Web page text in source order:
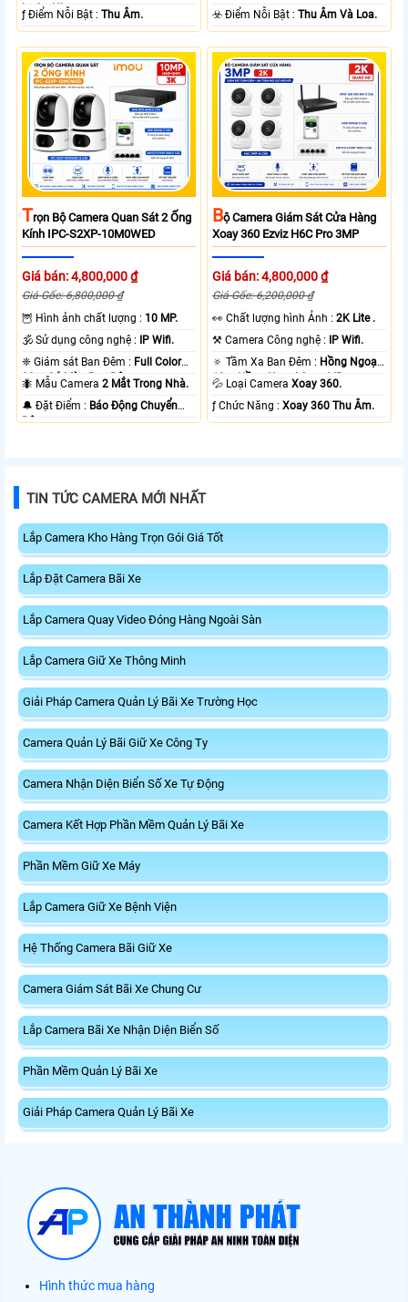
loại + Nhựa.
️ƒ Điểm Nỗi Bật :Thu Âm.
️☣️ Điểm Nỗi Bật :Thu Âm Và Loa.
TRọn Bộ Camera Quan Sát 2 Ống
Kính IPC-S2XP-10M0WED
Giá bán: 4,800,000 ₫
Giá Gốc: 6,800,000 ₫
🦉 Hình ảnh chất lượng : 10 MP.
🕉️ Sử dụng công nghệ : IP Wifi.
❈ Giám sát Ban Đêm : Full Color
20m Có Màu Ban Ðêm.
🐜 Mẫu Camera2 Mắt Trong Nhà.
️🔔 Đặt Điểm : Báo Động Chuyển
Động.
BỘ Camera Giám Sát Cửa Hàng
Xoay 360 Ezviz H6C Pro 3MP
Giá bán: 4,800,000 ₫
Giá Gốc: 6,200,000 ₫
️👀 Chất lượng hình Ảnh :2K Lite .
⚒ Camera Công nghệ : IP Wifi.
🔅 Tầm Xa Ban Đêm : Hồng Ngoại
10m Hồng Ngoại Smart IR.
💦 Loại CameraXoay 360.
️ƒ Chức Năng :Xoay 360 Thu Âm.
TIN TỨC CAMERA MỚI NHẤT
Lắp Camera Kho Hàng Trọn Gói Giá Tốt
Lắp Đặt Camera Bãi Xe
Lắp Camera Quay Video Đóng Hàng Ngoài Sàn
Lắp Camera Giữ Xe Thông Minh
Giải Pháp Camera Quản Lý Bãi Xe Trường Học
Camera Quản Lý Bãi Giữ Xe Công Ty
Camera Nhận Diện Biển Số Xe Tự Động
Camera Kết Hợp Phần Mềm Quản Lý Bãi Xe
Phần Mềm Giữ Xe Máy
Lắp Camera Giữ Xe Bệnh Viện
Hệ Thống Camera Bãi Giữ Xe
Camera Giám Sát Bãi Xe Chung Cư
Lắp Camera Bãi Xe Nhận Diện Biển Số
Phần Mềm Quản Lý Bãi Xe
Giải Pháp Camera Quản Lý Bãi Xe
Hình thức mua hàng